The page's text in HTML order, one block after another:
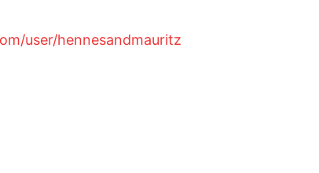
user/hennesandmauritz